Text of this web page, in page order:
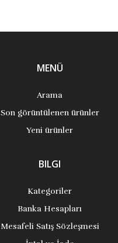
MENÜ
Arama
Son görüntülenen ürünler
Yeni ürünler
BILGI
Kategoriler
Banka Hesapları
Mesafeli Satış Sözleşmesi